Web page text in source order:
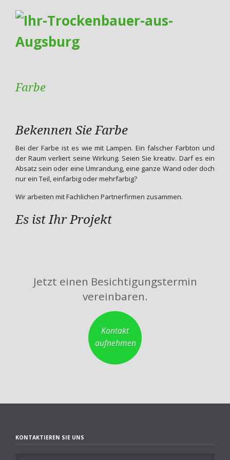
Farbe
Bekennen Sie Farbe
Bei der Farbe ist es wie mit Lampen. Ein falscher Farbton und
der Raum verliert seine Wirkung. Seien Sie kreativ. Darf es ein
Absatz sein oder eine Umrandung, eine ganze Wand oder doch
nur ein Teil, einfarbig oder mehrfarbig?
Wir arbeiten mit Fachlichen Partnerfirmen zusammen.
Es ist Ihr Projekt
Jetzt einen Besichtigungstermin
vereinbaren.
Kontakt
aufnehmen
KONTAKTIEREN SIE UNS